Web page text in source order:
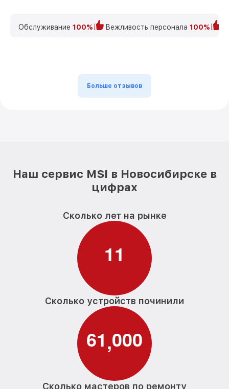
Обслуживание 100% Вежливость персонала 100%
Больше отзывов
Наш сервис MSI в Новосибирске в
цифрах
Сколько лет на рынке
11
Сколько устройств починили
61,000
Сколько мастеров по ремонту